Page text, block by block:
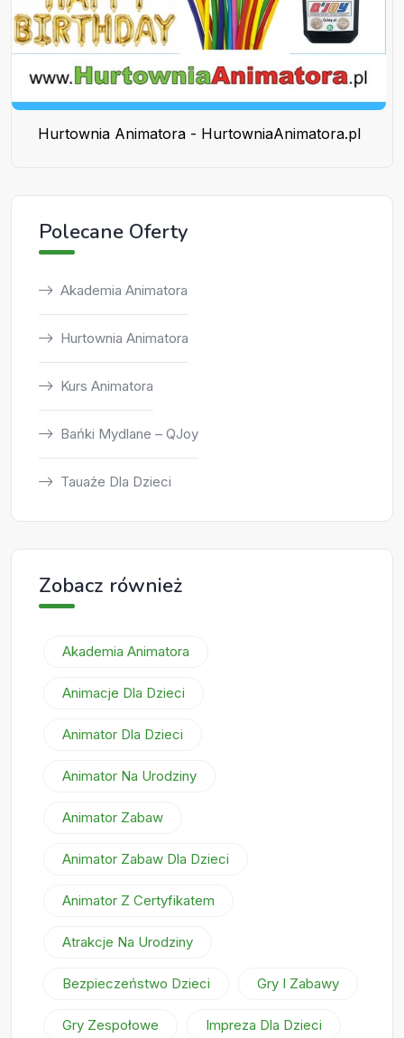
Hurtownia Animatora - HurtowniaAnimatora.pl
Polecane Oferty
Akademia Animatora
Hurtownia Animatora
Kurs Animatora
Bańki Mydlane – QJoy
Tauaże Dla Dzieci
Zobacz również
Akademia Animatora
Animacje Dla Dzieci
Animator Dla Dzieci
Animator Na Urodziny
Animator Zabaw
Animator Zabaw Dla Dzieci
Animator Z Certyfikatem
Atrakcje Na Urodziny
Bezpieczeństwo Dzieci Gry I Zabawy
Gry Zespołowe Impreza Dla Dzieci